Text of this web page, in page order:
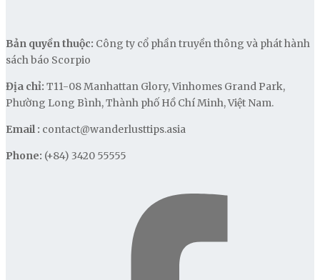
Bản quyền thuộc: Công ty cổ phần truyền thông và phát hành
sách báo Scorpio
Địa chỉ: T11-08 Manhattan Glory, Vinhomes Grand Park,
Phường Long Bình, Thành phố Hồ Chí Minh, Việt Nam.
Email : contact@wanderlusttips.asia
Phone: (+84) 3420 55555